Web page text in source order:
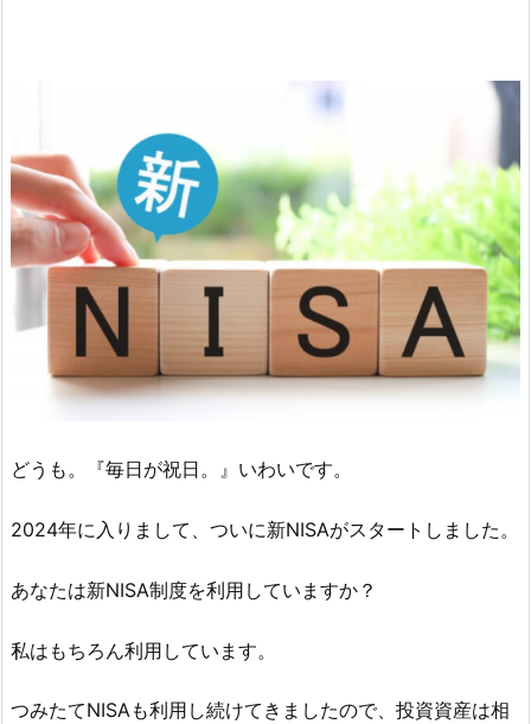
どうも。『毎日が祝日。』いわいです。
2024年に入りまして、ついに新NISAがスタートしました。
あなたは新NISA制度を利用していますか？
私はもちろん利用しています。
つみたてNISAも利用し続けてきましたので、投資資産は相